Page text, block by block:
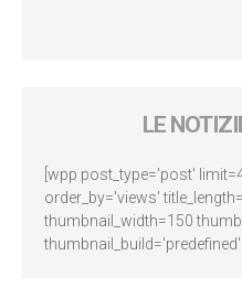
LE
[wpp post_type='post'
order_by='views'
thumbnail_width=150